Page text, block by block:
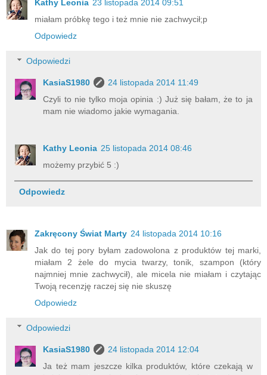
Kathy Leonia 23 listopada 2014 09:51
miałam próbkę tego i też mnie nie zachwycił;p
Odpowiedz
Odpowiedzi
KasiaS1980
24 listopada 2014 11:49
Czyli to nie tylko moja opinia :) Już się bałam, że to ja
mam nie wiadomo jakie wymagania.
Kathy Leonia 25 listopada 2014 08:46
możemy przybić 5 :)
Odpowiedz
Zakręcony Świat Marty 24 listopada 2014 10:16
Jak do tej pory byłam zadowolona z produktów tej marki,
miałam 2 żele do mycia twarzy, tonik, szampon (który
najmniej mnie zachwycił), ale micela nie miałam i czytając
Twoją recenzję raczej się nie skuszę
Odpowiedz
Odpowiedzi
KasiaS1980
24 listopada 2014 12:04
Ja też mam jeszcze kilka produktów, które czekają w